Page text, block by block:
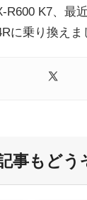
R600 K7、最
に乗り換えま
事もどう